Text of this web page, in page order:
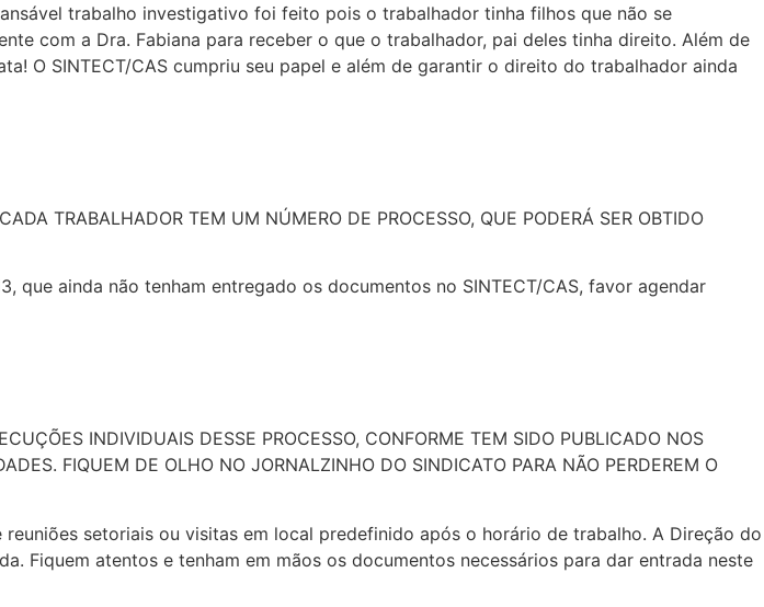
trabalho investigativo foi feito pois o trabalhador tinha filhos que não se
com a Dra. Fabiana para receber o que o trabalhador, pai deles tinha direito. Além de
O SINTECT/CAS cumpriu seu papel e além de garantir o direito do trabalhador ainda
TRABALHADOR TEM UM NÚMERO DE PROCESSO, QUE PODERÁ SER OBTIDO
ainda não tenham entregado os documentos no SINTECT/CAS, favor agendar
INDIVIDUAIS DESSE PROCESSO, CONFORME TEM SIDO PUBLICADO NOS
FIQUEM DE OLHO NO JORNALZINHO DO SINDICATO PARA NÃO PERDEREM O
setoriais ou visitas em local predefinido após o horário de trabalho. A Direção do
Fiquem atentos e tenham em mãos os documentos necessários para dar entrada neste